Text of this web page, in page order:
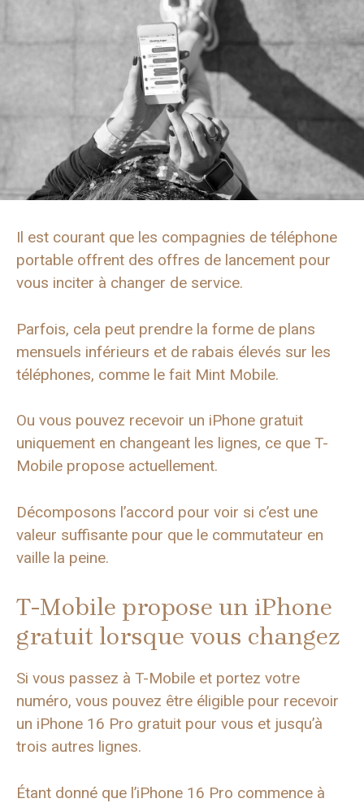
Il est courant que les compagnies de téléphone
portable offrent des offres de lancement pour
vous inciter à changer de service.
Parfois, cela peut prendre la forme de plans
mensuels inférieurs et de rabais élevés sur les
téléphones, comme le fait Mint Mobile.
Ou vous pouvez recevoir un iPhone gratuit
uniquement en changeant les lignes, ce que T-
Mobile propose actuellement.
Décomposons l’accord pour voir si c’est une
valeur suffisante pour que le commutateur en
vaille la peine.
T-Mobile propose un iPhone
gratuit lorsque vous changez
Si vous passez à T-Mobile et portez votre
numéro, vous pouvez être éligible pour recevoir
un iPhone 16 Pro gratuit pour vous et jusqu’à
trois autres lignes.
Étant donné que l’iPhone 16 Pro commence à